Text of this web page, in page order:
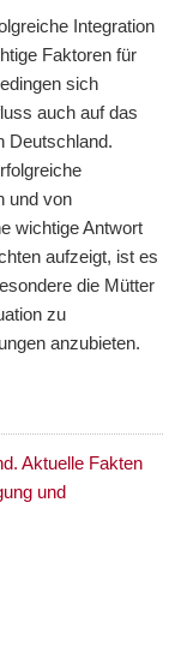
Integration
Faktoren für
sich
auch auf das
Deutschland.
und von
wichtige Antwort
aufzeigt, ist es
die Mütter
zu
anzubieten.
Aktuelle Fakten
und